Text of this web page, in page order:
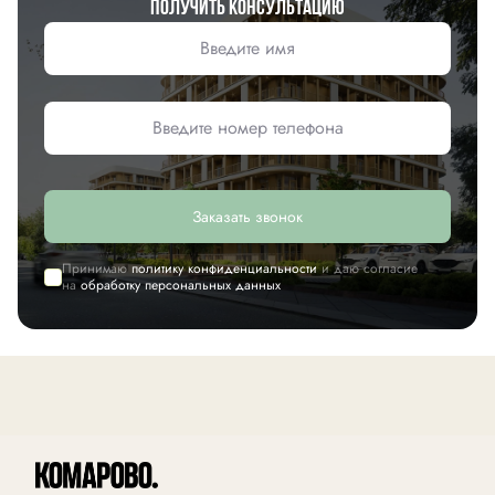
Получить консультацию
Заказать звонок
Принимаюполитику конфиденциальностии даю согласие
наобработку персональных данных